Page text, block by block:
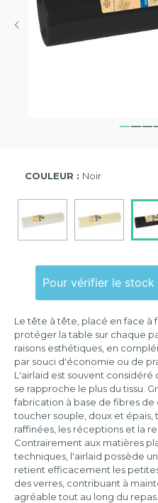
COULEUR : Noir
Le tête à tête, placé en face à
protéger la table sur chaque
raisons esthétiques, en
par souci d'économie ou de
L'airlaid est souvent
se rapproche le plus du tissu.
fabrication à base de fibres de
toucher souple, doux et
raffinées, les réceptions et la
Contrairement aux matières
techniques, l'airlaid possède
retient efficacement les
des verres, contribuant à
agréable tout au long du repas.